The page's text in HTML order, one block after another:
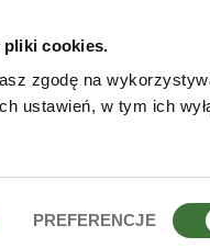
pliki cookies.
zgodę na
ustawień, w tym ich
PREFERENCJE
ONLINE CONTACTO